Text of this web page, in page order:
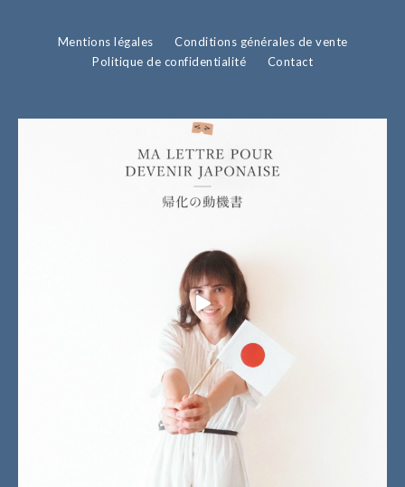
Mentions légales
Conditions générales de vente
Politique de confidentialité
Contact